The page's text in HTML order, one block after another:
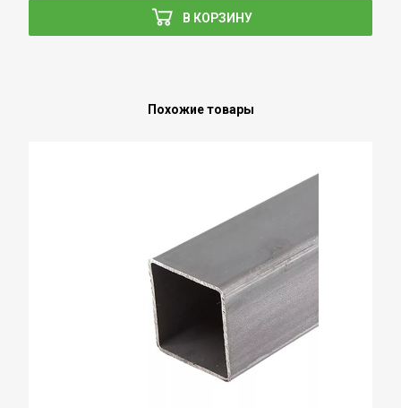
В КОРЗИНУ
Похожие товары